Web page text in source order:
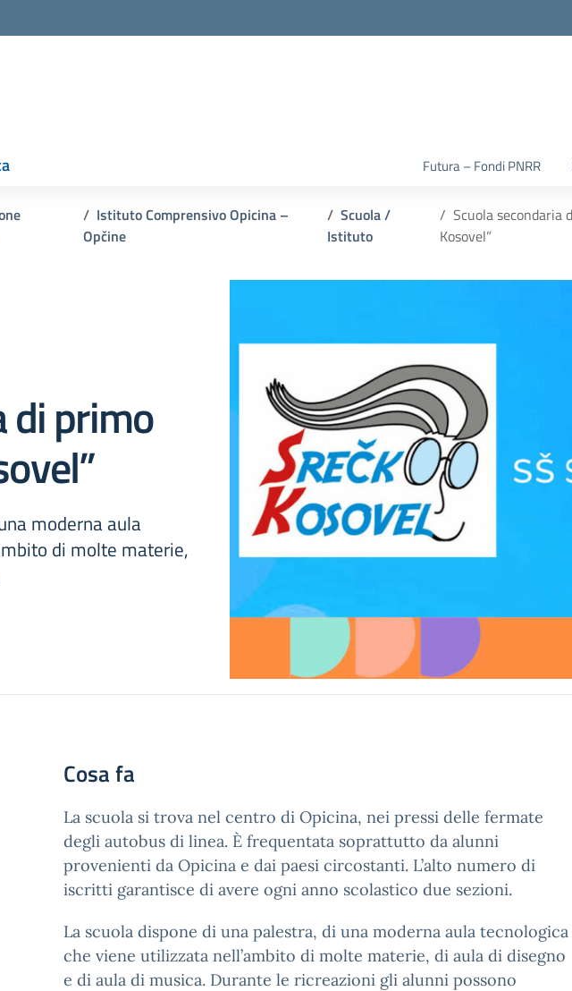
Futura – Fondi PNRR
Istituto Comprensivo Opicina –
Opčine
Scuola /
Istituto
Scuola secondaria
Kosovel”
di primo
moderna aula
di molte materie,
Cosa fa
La scuola si trova nel centro di Opicina, nei pressi delle fermate
degli autobus di linea. È frequentata soprattutto da alunni
provenienti da Opicina e dai paesi circostanti. L’alto numero di
iscritti garantisce di avere ogni anno scolastico due sezioni.
La scuola dispone di una palestra, di una moderna aula tecnologica
che viene utilizzata nell’ambito di molte materie, di aula di disegno
e di aula di musica. Durante le ricreazioni gli alunni possono